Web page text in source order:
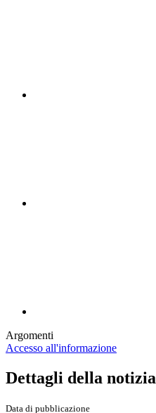
Argomenti
Accesso all'informazione
Dettagli della notizia
Data di pubblicazione